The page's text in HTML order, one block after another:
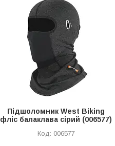
Підшоломник West Biking
фліс балаклава сірий (006577)
006577